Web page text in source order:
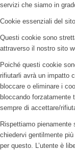
servizi che siamo in
Cookie essenziali del
Questi cookie sono
attraverso il nostro sito
Poiché questi cookie
rifiutarli avrà un impatto
bloccare o eliminare i
bloccando
sempre di accettare/
Rispettiamo
chiedervi gentilmente
per questo. L’utente è